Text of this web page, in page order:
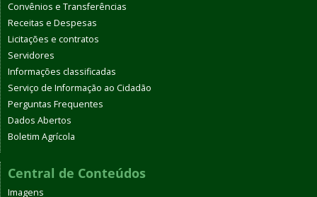
Convênios e Transferências
Receitas e Despesas
Licitações e contratos
Servidores
Informações classificadas
Serviço de Informação ao Cidadão
Perguntas Frequentes
Dados Abertos
Boletim Agrícola
Central de Conteúdos
Imagens